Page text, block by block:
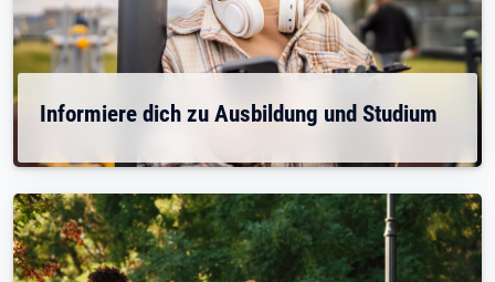
Informiere dich zu Ausbildung und Studium